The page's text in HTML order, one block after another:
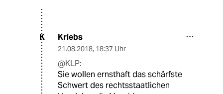
K Kriebs
21.08.2018, 18:37 Uhr
@KLP:
Sie wollen ernsthaft das schärfste
Schwert des rechtsstaatlichen